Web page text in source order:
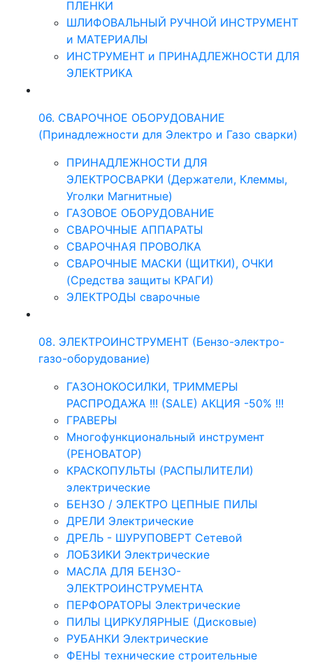
ПЛЕНКИ
ШЛИФОВАЛЬНЫЙ РУЧНОЙ ИНСТРУМЕНТ
и МАТЕРИАЛЫ
ИНСТРУМЕНТ и ПРИНАДЛЕЖНОСТИ ДЛЯ
ЭЛЕКТРИКА
06. СВАРОЧНОЕ ОБОРУДОВАНИЕ
(Принадлежности для Электро и Газо сварки)
ПРИНАДЛЕЖНОСТИ ДЛЯ
ЭЛЕКТРОСВАРКИ (Держатели, Клеммы,
Уголки Магнитные)
ГАЗОВОЕ ОБОРУДОВАНИЕ
СВАРОЧНЫЕ АППАРАТЫ
СВАРОЧНАЯ ПРОВОЛКА
СВАРОЧНЫЕ МАСКИ (ЩИТКИ), ОЧКИ
(Средства защиты КРАГИ)
ЭЛЕКТРОДЫ сварочные
08. ЭЛЕКТРОИНСТРУМЕНТ (Бензо-электро-
газо-оборудование)
ГАЗОНОКОСИЛКИ, ТРИММЕРЫ
РАСПРОДАЖА !!! (SALE) АКЦИЯ -50% !!!
ГРАВЕРЫ
Многофункциональный инструмент
(РЕНОВАТОР)
КРАСКОПУЛЬТЫ (РАСПЫЛИТЕЛИ)
электрические
БЕНЗО / ЭЛЕКТРО ЦЕПНЫЕ ПИЛЫ
ДРЕЛИ Электрические
ДРЕЛЬ - ШУРУПОВЕРТ Сетевой
ЛОБЗИКИ Электрические
МАСЛА ДЛЯ БЕНЗО-
ЭЛЕКТРОИНСТРУМЕНТА
ПЕРФОРАТОРЫ Электрические
ПИЛЫ ЦИРКУЛЯРНЫЕ (Дисковые)
РУБАНКИ Электрические
ФЕНЫ технические строительные